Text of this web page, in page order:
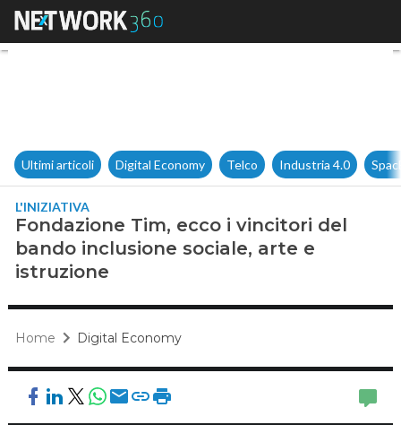
Fondazione Tim, ecco i
Ultimi articoli Digital Economy Telco Industria 4.0
L'INIZIATIVA
Fondazione Tim, ecco i vincitori del
bando inclusione sociale, arte e
istruzione
Home Digital Economy